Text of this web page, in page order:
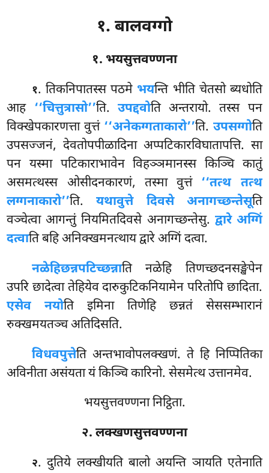
१. बालवग्गो
१. भयसुत्तवण्णना
१. तिकनिपातस्सपठमे भयन्ति भीति चेतसो ब्यधोति
आह ‘‘चित्तुत्रासो’’ति. उपद्दवोति अन्तरायो. तस्स पन
विक्खेपकारणत्ता वुत्तं ‘‘अनेकग्गताकारो’’ति. उपसग्गोति
उपसज्जनं, देवतोपपीळादिना अप्पटिकारविघातापत्ति. सा
पन यस्मा पटिकाराभावेन विहञ्ञमानस्स किञ्चि कातुं
असमत्थस्स ओसीदनकारणं, तस्मा वुत्तं ‘‘तत्थ तत्थ
लग्गनाकारो’’ति.यथावुत्ते दिवसे अनागच्छन्तेसूति
वञ्चेत्वा आगन्तुं नियमितदिवसे अनागच्छन्तेसु. द्वारे अग्गिं
दत्वाति बहि अनिक्खमनत्थाय द्वारे अग्गिं दत्वा.
नळेहिछन्नपटिच्छन्नाति नळेहि तिणच्छदनसङ्खेपेन
उपरि छादेत्वा तेहियेव दारुकुटिकनियामेन परितोपि छादिता.
एसेव नयोति इमिना तिणेहि छन्नतं सेससम्भारानं
रुक्खमयतञ्च अतिदिसति.
विधवपुत्तेति अन्तभावोपलक्खणं. ते हि निप्पितिका
अविनीता असंयता यं किञ्चि कारिनो. सेसमेत्थ उत्तानमेव.
भयसुत्तवण्णना निट्ठिता.
२. लक्खणसुत्तवण्णना
२. दुतिये लक्खीयति बालो अयन्ति ञायति एतेनाति